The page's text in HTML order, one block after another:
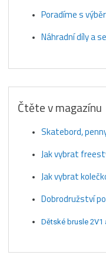
Poradíme s
Náhradní díly a
Čtěte v magazínu
Skatebord,
Jak vybrat
Jak vybrat
Dobrodružství
Dětské brusle 2V1